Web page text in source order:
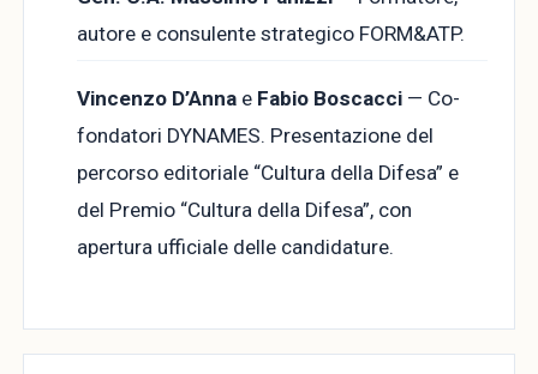
autore e consulente strategico FORM&ATP.
Vincenzo D’Anna e Fabio Boscacci — Co-
fondatori DYNAMES. Presentazione del
percorso editoriale “Cultura della Difesa” e
del Premio “Cultura della Difesa”, con
apertura ufficiale delle candidature.